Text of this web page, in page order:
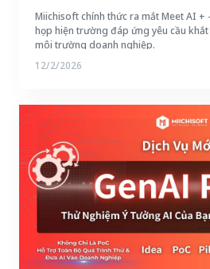
Miichisoft chính thức ra mắt Meet AI +
họp hiện trường đáp ứng yêu cầu
môi trường doanh nghiệp.
12/2/2026